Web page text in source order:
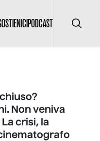
PODCAST Cerca
Non veniva
crisi, la